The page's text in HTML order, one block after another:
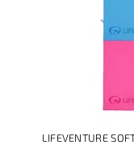
LIFEVENTURE